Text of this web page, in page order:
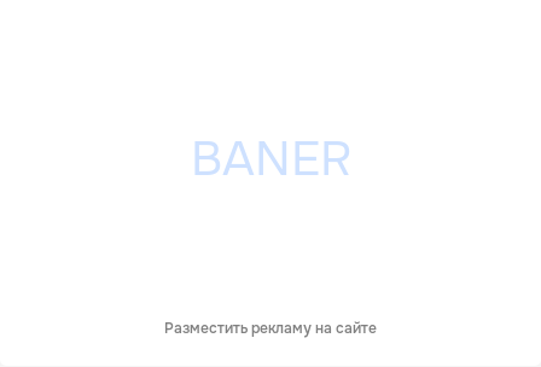
Разместить рекламу на сайте